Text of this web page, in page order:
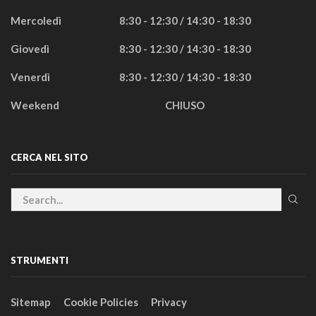
Mercoledì 8:30 - 12:30 / 14:30 - 18:30
Giovedì 8:30 - 12:30 / 14:30 - 18:30
Venerdì 8:30 - 12:30 / 14:30 - 18:30
Weekend CHIUSO
CERCA NEL SITO
STRUMENTI
Sitemap Cookie Policies Privacy